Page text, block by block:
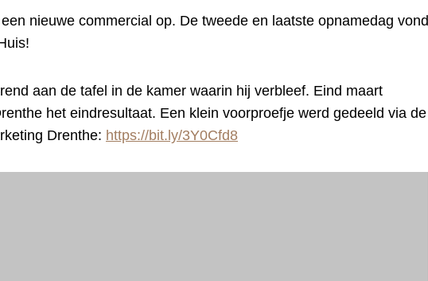
nieuwe commercial op. De tweede en laatste opnamedag vond
aan de tafel in de kamer waarin hij verbleef. Eind maart
het eindresultaat. Een klein voorproefje werd gedeeld via de
Drenthe: https://bit.ly/3Y0Cfd8